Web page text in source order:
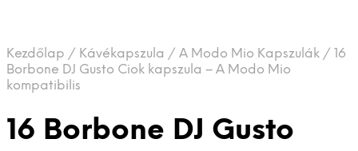
Kezdőlap / Kávékapszula / A Modo Mio Kapszulák / 16
Borbone DJ Gusto Ciok kapszula – A Modo Mio
kompatibilis
16 Borbone DJ Gusto